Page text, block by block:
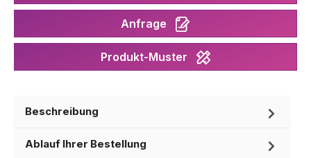
Anfrage
Produkt-Muster
Beschreibung
Ablauf Ihrer Bestellung